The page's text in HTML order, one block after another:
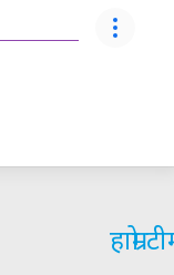
हाम्रो